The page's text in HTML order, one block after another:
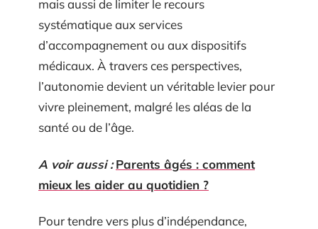
mais aussi de limiter le recours
systématique aux services
d’accompagnement ou aux dispositifs
médicaux. À travers ces perspectives,
l’autonomie devient un véritable levier pour
vivre pleinement, malgré les aléas de la
santé ou de l’âge.
A voir aussi : Parents âgés : comment
mieux les aider au quotidien ?
Pour tendre vers plus d’indépendance,